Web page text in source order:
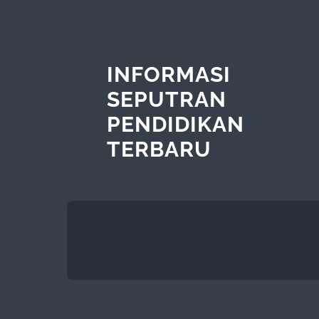
INFORMASI
SEPUTRAN
PENDIDIKAN
TERBARU